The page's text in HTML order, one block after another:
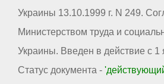
Украины 13.10.1999 г. N 249.
Министерством труда и
Украины. Введен в действие с 1
Статус документа -